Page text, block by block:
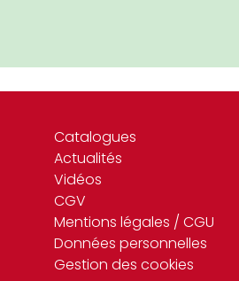
Catalogues
Actualités
Vidéos
CGV
Mentions légales / CGU
Données personnelles
Gestion des cookies